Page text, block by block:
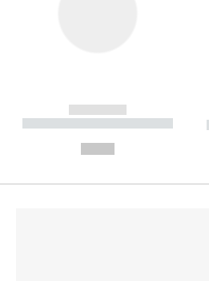
------------
----------- ----------- --------